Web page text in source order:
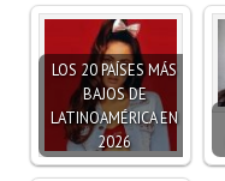
LOS 20 PAÍSES MÁS
BAJOS DE
LATINOAMÉRICA EN
2026